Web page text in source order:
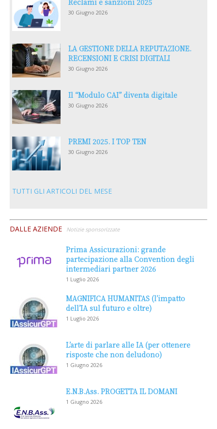
Reclami e sanzioni 2025
30 Giugno 2026
LA GESTIONE DELLA REPUTAZIONE.
RECENSIONI E CRISI DIGITALI
30 Giugno 2026
Il “Modulo CAI” diventa digitale
30 Giugno 2026
PREMI 2025. I TOP TEN
30 Giugno 2026
TUTTI GLI ARTICOLI DEL MESE
DALLE AZIENDE Notizie sponsorizzate
Prima Assicurazioni: grande
partecipazione alla Convention degli
intermediari partner 2026
1 Luglio 2026
MAGNIFICA HUMANITAS (l’impatto
dell’IA sul futuro e oltre)
1 Luglio 2026
L’arte di parlare alle IA (per ottenere
risposte che non deludono)
1 Giugno 2026
E.N.B.Ass. PROGETTA IL DOMANI
1 Giugno 2026